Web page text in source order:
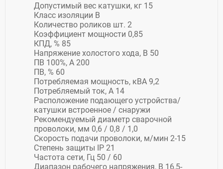
Допустимый вес катушки, кг 15
Класс изоляции B
Количество роликов шт. 2
Коэффициент мощности 0,85
КПД, % 85
Напряжение холостого хода, В 50
ПВ 100%, А 200
ПВ, % 60
Потребляемая мощность, кВА 9,2
Потребляемый ток, А 14
Расположение подающего устройства/
катушки встроенное / снаружи
Рекомендуемый диаметр сварочной
проволоки, мм 0,6 / 0,8 / 1,0
Скорость подачи проволоки, м/мин 2-15
Степень защиты IP 21
Частота сети, Гц 50 / 60
Диапазон рабочего напряжения, В 16,5-